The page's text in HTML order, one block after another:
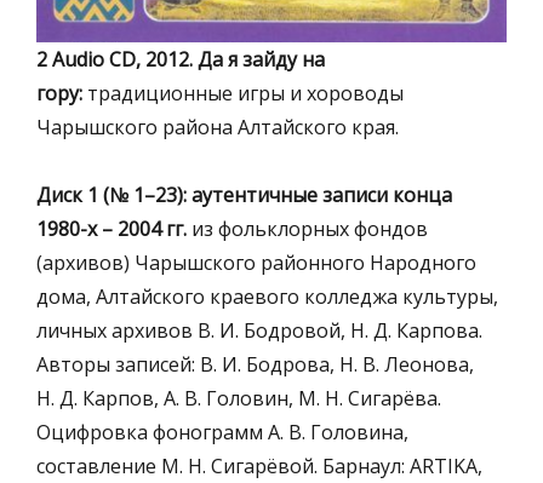
2 Аudio CD, 2012. Да я зайду на
гору: традиционные игры и хороводы
Чарышского района Алтайского края.
Диск 1 (№ 1–23): аутентичные записи конца
1980-х – 2004 гг. из фольклорных фондов
(архивов) Чарышского районного Народного
дома, Алтайского краевого колледжа культуры,
личных архивов В. И. Бодровой, Н. Д. Карпова.
Авторы записей: В. И. Бодрова, Н. В. Леонова,
Н. Д. Карпов, А. В. Головин, М. Н. Сигарёва.
Оцифровка фонограмм А. В. Головина,
составление М. Н. Сигарёвой. Барнаул: ARTIKA,